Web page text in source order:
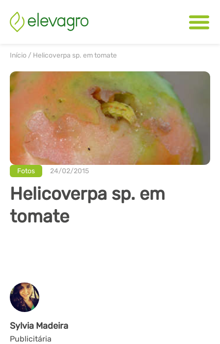
Início / Helicoverpa sp. em tomate
Fotos 24/02/2015
Helicoverpa sp. em
tomate
Sylvia Madeira
Publicitária